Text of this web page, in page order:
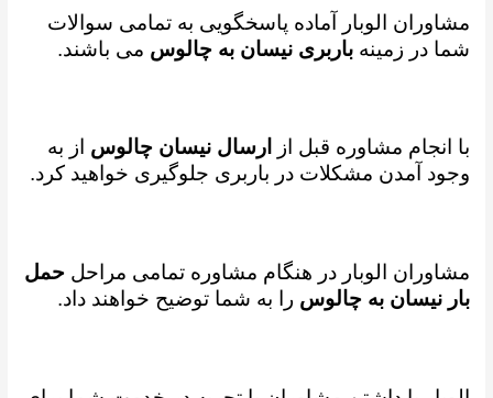
مشاوران الوبار آماده پاسخگویی به تمامی سوالات
شما در زمینهباربری نیسان به چالوس می باشند.
با انجام مشاوره قبل از ارسال نیسان چالوس از به
وجود آمدن مشکلات در باربری جلوگیری خواهید کرد.
مشاوران الوبار در هنگام مشاوره تمامی مراحلحمل
بار نیسان به چالوس را به شما توضیح خواهند داد.